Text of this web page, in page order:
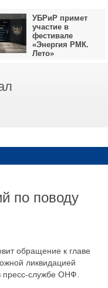
УБРиР примет
участие в
фестивале
«Энергия РМК.
Лето»
по поводу
обращение к главе
ликвидацией
пресс-службе ОНФ.